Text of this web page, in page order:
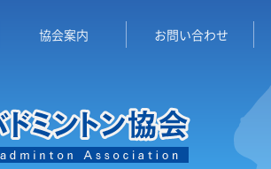
協会案内 お問い合わせ